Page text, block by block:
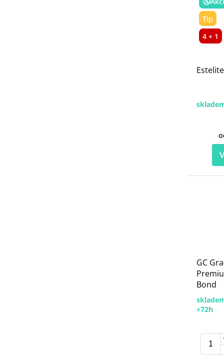
Tip
4 + 1
GC
Bond
+72h